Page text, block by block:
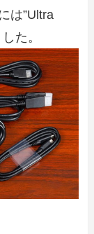
は”Ultra
た。